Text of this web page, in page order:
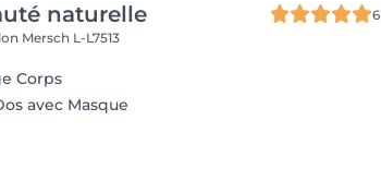
naturelle
6
Mersch L-L7513
Corps
avec Masque